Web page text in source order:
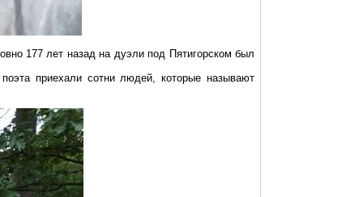
177 лет назад на дуэли под Пятигорском был
приехали сотни людей, которые называют